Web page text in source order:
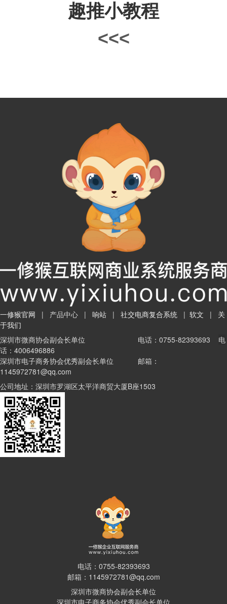
趣推小教程
<<<
一修猴官网 | 产品中心 | 响站 | 社交电商复合系统 | 软文 | 关
于我们
深圳市微商协会副会长单位 电话：0755-82393693 电
话： 4006496886
深圳市电子商务协会优秀副会长单位 邮箱：
1145972781@qq.com
公司地址：深圳市罗湖区太平洋商贸大厦B座1503
电话：0755-82393693
邮箱：1145972781@qq.com
深圳市微商协会副会长单位